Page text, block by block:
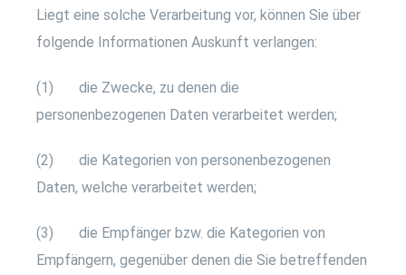
Liegt eine solche Verarbeitung vor, können Sie über
folgende Informationen Auskunft verlangen:
(1) die Zwecke, zu denen die
personenbezogenen Daten verarbeitet werden;
(2) die Kategorien von personenbezogenen
Daten, welche verarbeitet werden;
(3) die Empfänger bzw. die Kategorien von
Empfängern, gegenüber denen die Sie betreffenden